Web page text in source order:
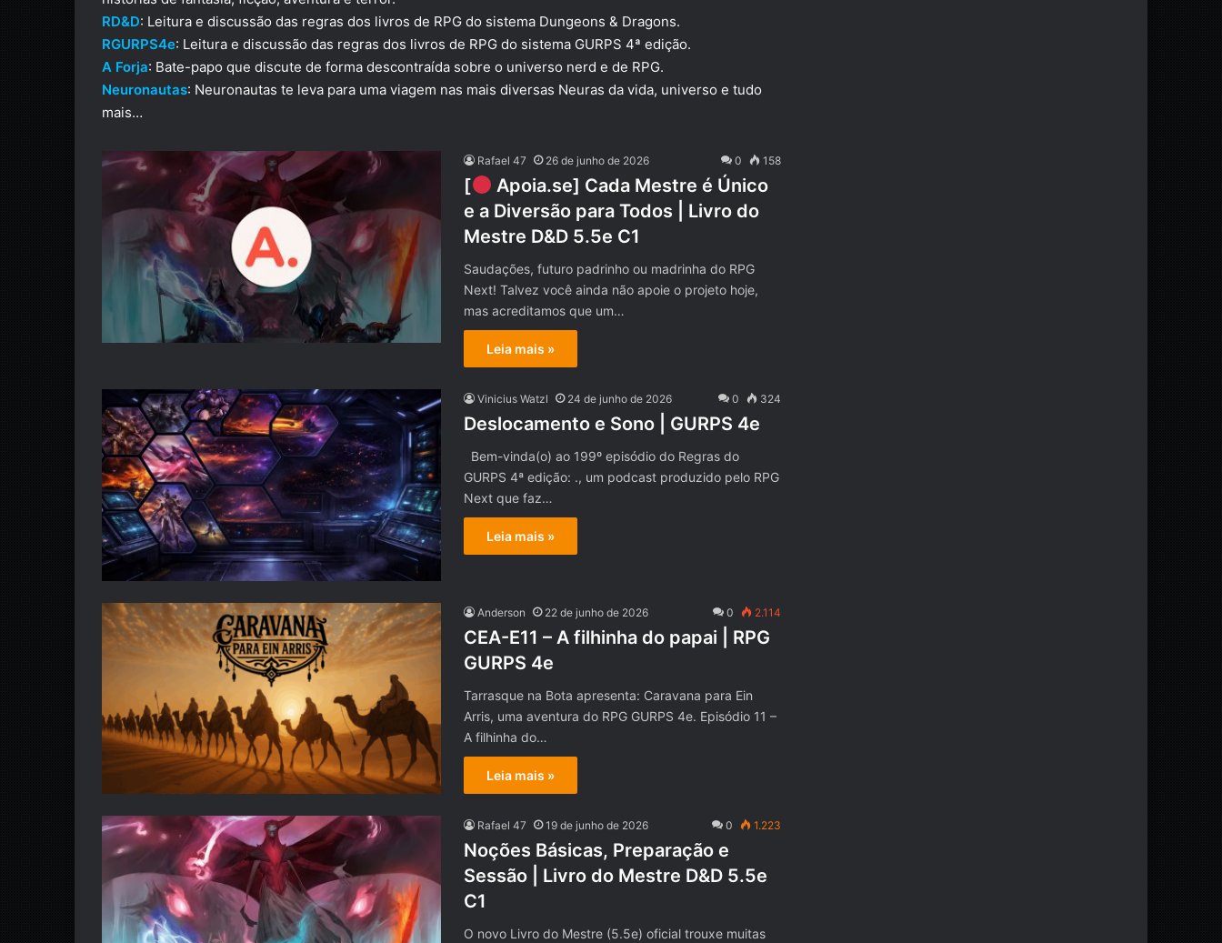
RD&D: Leitura e discussão das regras dos livros de RPG do sistema Dungeons & Dragons.
RGURPS4e: Leitura e discussão das regras dos livros de RPG do sistema GURPS 4ª edição.
A Forja: Bate-papo que discute de forma descontraída sobre o universo nerd e de RPG.
Neuronautas: Neuronautas te leva para uma viagem nas mais diversas Neuras da vida, universo e tudo
mais…
Rafael 47 26 de junho de 2026 0 158
[
Apoia.se] Cada Mestre é Único
e a Diversão para Todos | Livro do
Mestre D&D 5.5e C1
Saudações, futuro padrinho ou madrinha do RPG
Next! Talvez você ainda não apoie o projeto hoje,
mas acreditamos que um…
Leia mais »
Vinicius Watzl 24 de junho de 2026 0 324
Deslocamento e Sono | GURPS 4e
Bem-vinda(o) ao 199º episódio do Regras do
GURPS 4ª edição: ., um podcast produzido pelo RPG
Next que faz…
Leia mais »
Anderson 22 de junho de 2026 0 2.114
CEA-E11 – A filhinha do papai | RPG
GURPS 4e
Tarrasque na Bota apresenta: Caravana para Ein
Arris, uma aventura do RPG GURPS 4e. Episódio 11 –
A filhinha do…
Leia mais »
Rafael 47 19 de junho de 2026 0 1.223
Noções Básicas, Preparação e
Sessão | Livro do Mestre D&D 5.5e
C1
O novo Livro do Mestre (5.5e) oficial trouxe muitas